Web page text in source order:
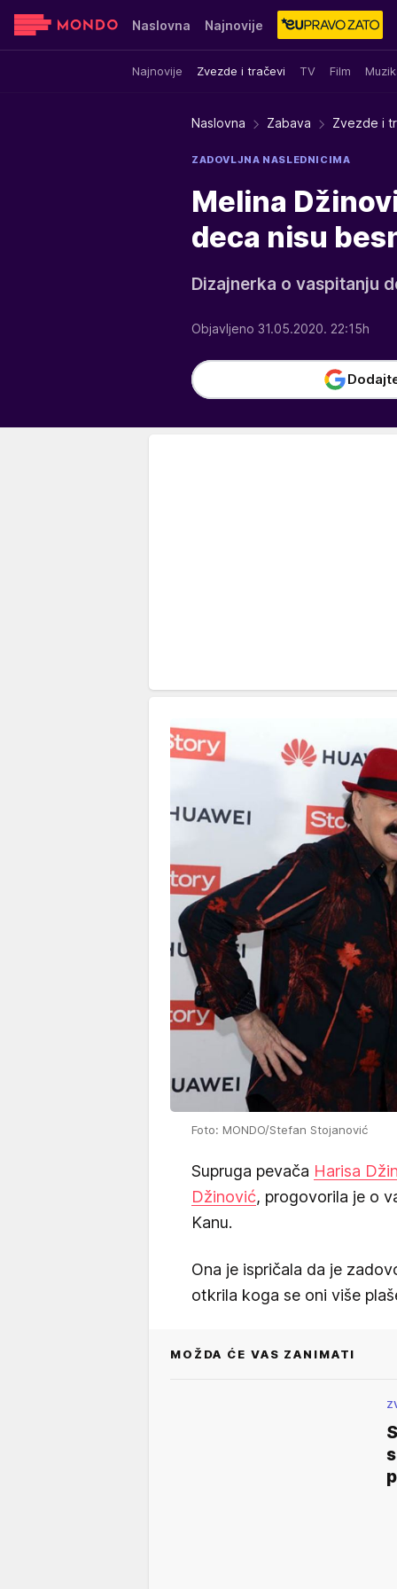
Naslovna Najnovije
Najnovije Zvezde i tračevi TV Film
Sensa Stvar ukusa Yumama
Naslovna Zabava Zvezde i
ZADOVLJNA NASLEDNICIMA
Melina
deca nisu
Dizajnerka o vaspitanju
Objavljeno 31.05.2020. 22:15h
Foto: MONDO/Stefan Stojanović
Supruga pevača Harisa
Džinović, progovorila je o
Kanu.
Ona je ispričala da je
otkrila koga se oni više
MOŽDA ĆE VAS ZANIMATI